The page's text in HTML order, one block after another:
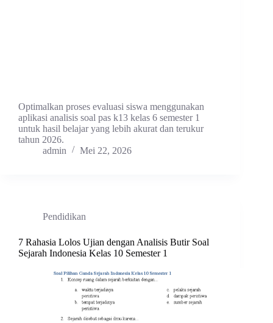
Optimalkan proses evaluasi siswa menggunakan
aplikasi analisis soal pas k13 kelas 6 semester 1
untuk hasil belajar yang lebih akurat dan terukur
tahun 2026.
admin
Mei 22, 2026
Pendidikan
7 Rahasia Lolos Ujian dengan Analisis Butir Soal
Sejarah Indonesia Kelas 10 Semester 1